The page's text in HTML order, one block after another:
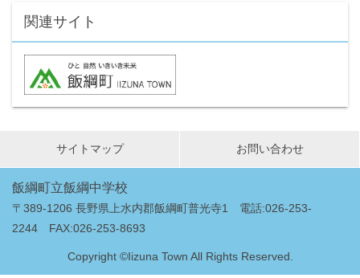
関連サイト
サイトマップ お問い合わせ
飯綱町立飯綱中学校
〒389-1206 長野県上水内郡飯綱町普光寺1 電話:026-253-
2244 FAX:026-253-8693
Copyright ©Iizuna Town All Rights Reserved.